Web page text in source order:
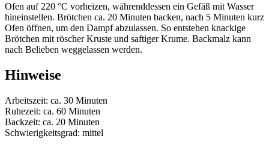
Ofen auf 220 °C vorheizen, währenddessen ein Gefäß mit Wasser
hineinstellen. Brötchen ca. 20 Minuten backen, nach 5 Minuten kurz
Ofen öffnen, um den Dampf abzulassen. So entstehen knackige
Brötchen mit röscher Kruste und saftiger Krume. Backmalz kann
nach Belieben weggelassen werden.
Hinweise
Arbeitszeit: ca. 30 Minuten
Ruhezeit: ca. 60 Minuten
Backzeit: ca. 20 Minuten
Schwierigkeitsgrad: mittel